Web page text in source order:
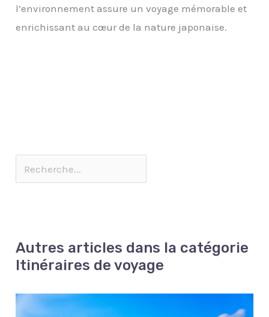
l’environnement assure un voyage mémorable et
enrichissant au cœur de la nature japonaise.
Autres articles dans la catégorie
Itinéraires de voyage